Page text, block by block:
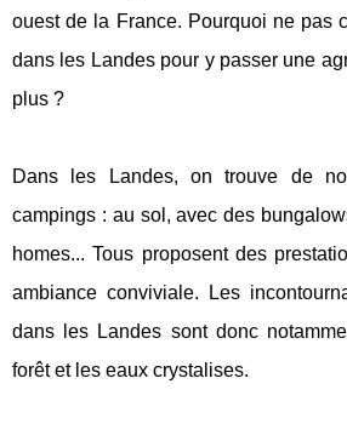
ouest de la France. Pourquoi ne pas
dans les Landes pour y passer une
plus ?
Dans les Landes, on trouve de
campings : au sol, avec des
homes... Tous proposent des
ambiance conviviale. Les
dans les Landes sont donc
forêt et les eaux crystalises.